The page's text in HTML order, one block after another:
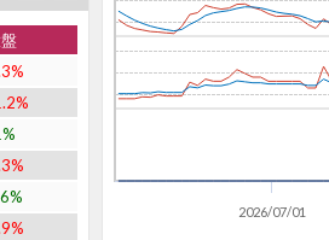
2026/07/01